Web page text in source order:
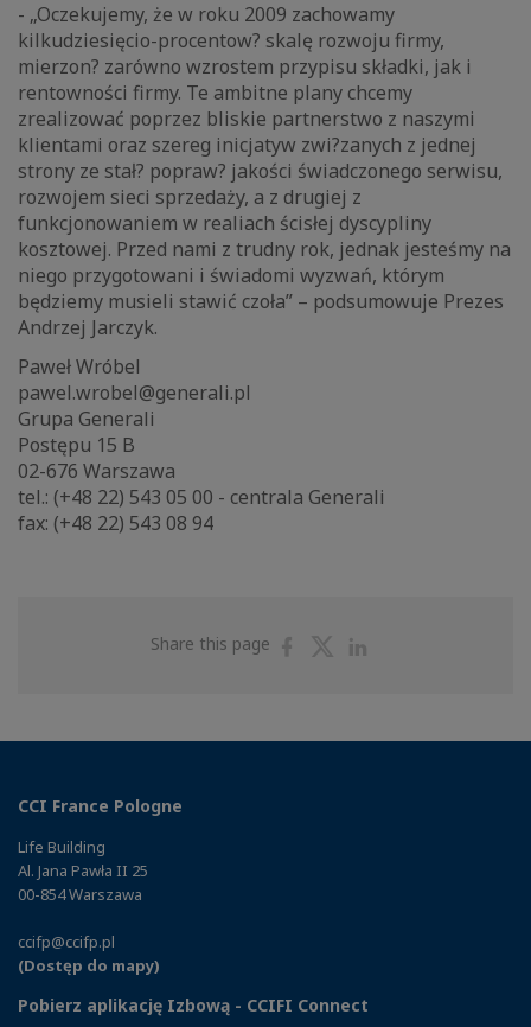
- „Oczekujemy, że w roku 2009 zachowamy
kilkudziesięcio-procentow? skalę rozwoju firmy,
mierzon? zarówno wzrostem przypisu składki, jak i
rentowności firmy. Te ambitne plany chcemy
zrealizować poprzez bliskie partnerstwo z naszymi
klientami oraz szereg inicjatyw zwi?zanych z jednej
strony ze stał? popraw? jakości świadczonego serwisu,
rozwojem sieci sprzedaży, a z drugiej z
funkcjonowaniem w realiach ścisłej dyscypliny
kosztowej. Przed nami z trudny rok, jednak jesteśmy na
niego przygotowani i świadomi wyzwań, którym
będziemy musieli stawić czoła” – podsumowuje Prezes
Andrzej Jarczyk.
Paweł Wróbel
pawel.wrobel@generali.pl
Grupa Generali
Postępu 15 B
02-676 Warszawa
tel.: (+48 22) 543 05 00 - centrala Generali
fax: (+48 22) 543 08 94
Share this page
ShareShare
CCI France Pologne
Life Building
Al. Jana Pawła II 25
00-854 Warszawa
ccifp@ccifp.pl
(Dostęp do mapy)
Pobierz aplikację Izbową - CCIFI Connect